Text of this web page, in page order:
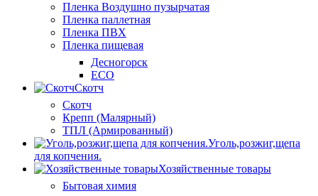
Пленка Воздушно пузырчатая
Пленка паллетная
Пленка ПВХ
Пленка пищевая
Десногорск
ECO
Скотч
Скотч
Крепп (Малярный)
ТПЛ (Армированный)
Уголь,розжиг,щепа
для копчения.
Хозяйственные товары
Бытовая химия